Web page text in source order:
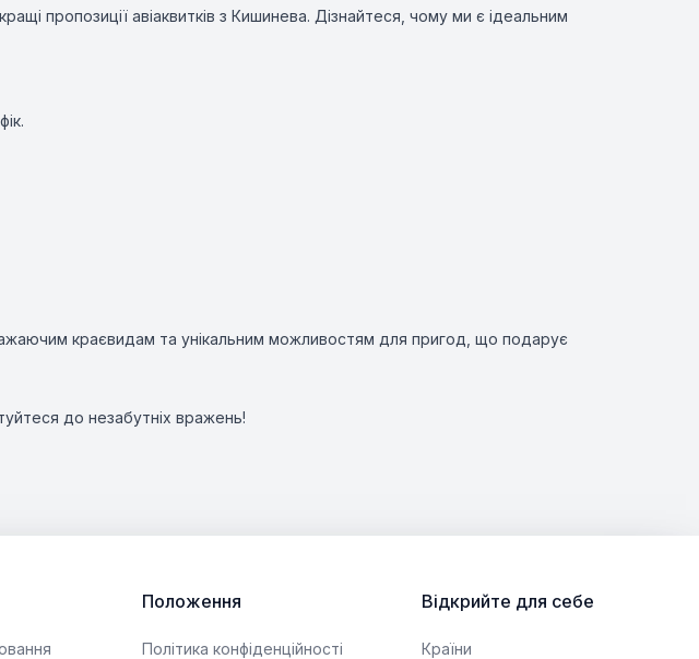
пропозиції авіаквитків з Кишинева. Дізнайтеся, чому ми є ідеальним
краєвидам та унікальним можливостям для пригод, що подарує
до незабутніх вражень!
Положення
Політика конфіденційності
Відкрийте для себе
Країни